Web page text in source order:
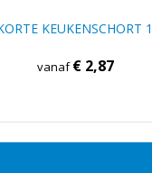
KEUKENSCHORT
vanaf€ 2,87